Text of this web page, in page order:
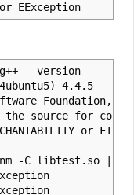
EException
--version
4.4.5
Foundation,
source for
or FITNESS
nm -C libtest.so |